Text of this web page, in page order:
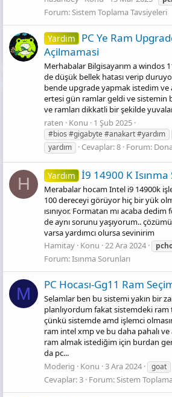
Forum:Sistem Toplama Tavsiyeleri
Yardım
PC Ye Ram
Açilmamasi
Merhabalar Bilgisayarım a windos
de düşük bellek hatası verip
bende upgrade yapmak istedim ve
ertesi gün ramlar geldi ve sistemin
ve ramları dikkatli bir şekilde
raten
Konu 1 Şub 2025
#bios #gigabyte #anakart #yardım
yardım
Cevaplar: 8 Forum:
H Yardım İ9 14900 K Isınma
Merabalar hocam Intel i9 14900k
100 dereceyi görüyor hiç bir yük
ısınıyor. Formatan mı acaba
de aynı sorunu yaşıyorum..
varsa yardımcı olursa sevinirim
Hamitay Konu 22 Ara 2024
Forum:Isınma Sorunları
M PC Hocası-Gg11 Ram
Selamlar ben bu sistemi yakın bir
planlıyordum fakat sistemdeki
çünkü sistemde amd işlemci
ram intel xmp ve bu daha pahalı ve
ram almak istediğim için burdan
da pc...
Moderig
Konu 3 Ara 2024 goat
Cevaplar: 3 Forum: Sistem